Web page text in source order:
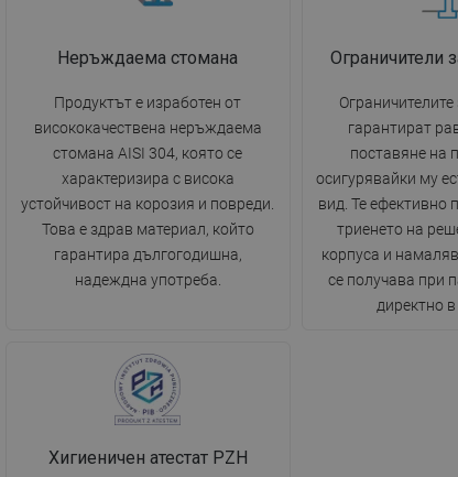
Неръждаема стомана
Продуктът е изработен от
висококачествена неръждаема
стомана AISI 304, която се
характеризира с висока
устойчивост на корозия и повреди.
Това е здрав материал, който
гарантира дългогодишна,
надеждна употреба.
Ограничители
гарантират
поставяне на
осигурявайки му
вид. Те ефективно
триенето на
корпуса и
се получава при
директно в
Хигиеничен атестат PZH